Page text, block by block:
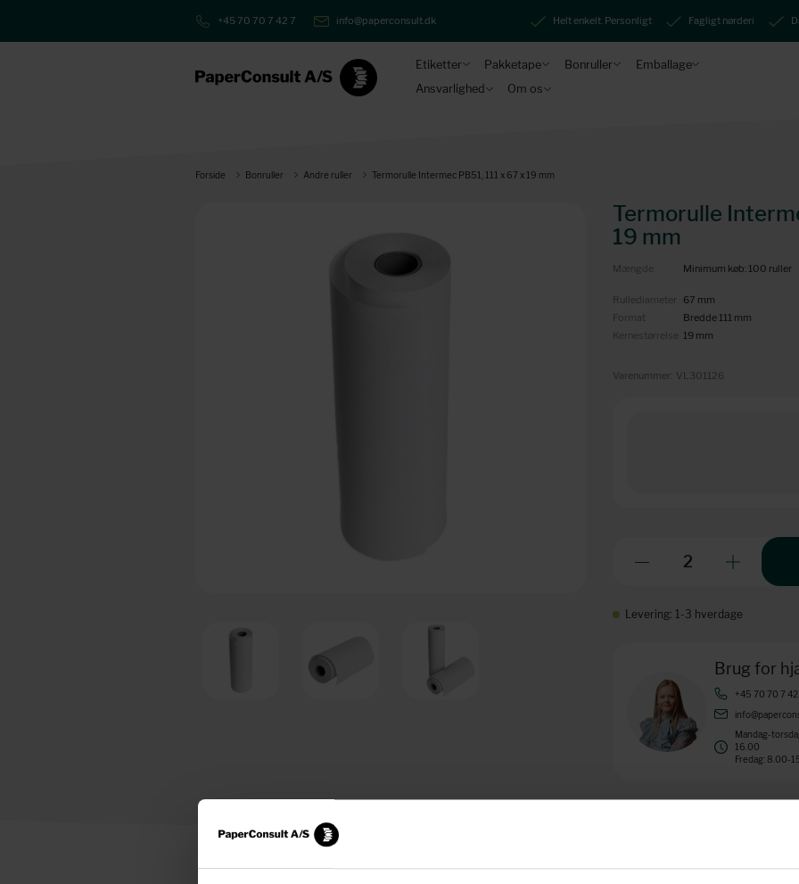
+45 70 70 7 42 7 info@paperconsult.dk Helt enkelt. Personligt Fagligt nørderi
Etiketter Pakketape Bonruller
Emballage
Ansvarlighed
Om os
Forside Bonruller Andre ruller Termorulle Intermec PB51, 111 x 67 x 19 mm
Termorulle
19 mm
Mængde Minimum køb: 100 ruller
Rullediameter 67 mm
Format
Bredde 111 mm
Kernestørrelse 19 mm
Varenummer: VL301126
Levering: 1-3 hverdage
Brug for
+45 70 70 7 42
Mandag-
16.00
Fredag: 8.00-